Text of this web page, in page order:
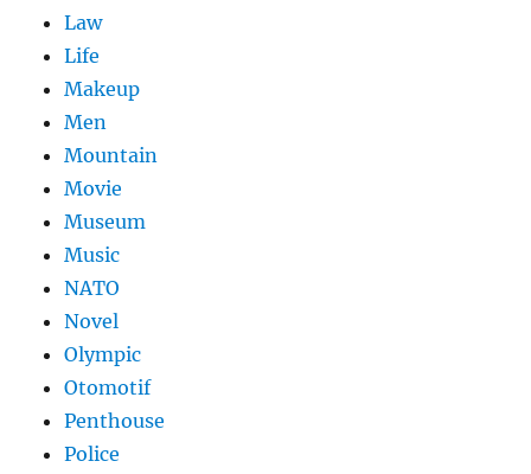
Law
Life
Makeup
Men
Mountain
Movie
Museum
Music
NATO
Novel
Olympic
Otomotif
Penthouse
Police